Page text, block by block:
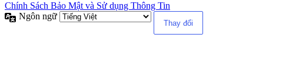
Chính Sách Bảo Mật và Sử dụng Thông Tin
Ngôn ngữ